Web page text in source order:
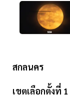
สกลนคร
เขตเลือกตั้งที่ 1